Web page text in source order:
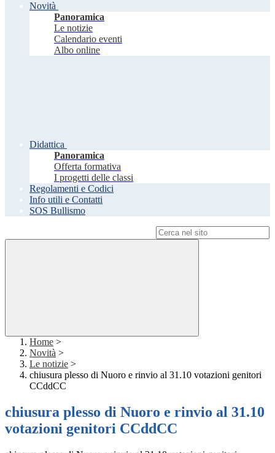
Novità
Panoramica
Le notizie
Calendario eventi
Albo online
Didattica
Panoramica
Offerta formativa
I progetti delle classi
Regolamenti e Codici
Info utili e Contatti
SOS Bullismo
Home >
Novità >
Le notizie >
chiusura plesso di Nuoro e rinvio al 31.10 votazioni genitori
CCddCC
chiusura plesso di Nuoro e rinvio al 31.10
votazioni genitori CCddCC